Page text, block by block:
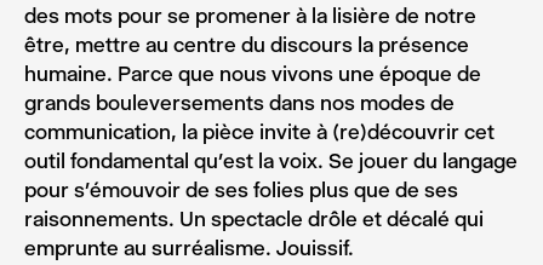
des mots pour se promener à la lisière de notre
être, mettre au centre du discours la présence
humaine. Parce que nous vivons une époque de
grands bouleversements dans nos modes de
communication, la pièce invite à (re)découvrir cet
outil fondamental qu’est la voix. Se jouer du langage
pour s’émouvoir de ses folies plus que de ses
raisonnements. Un spectacle drôle et décalé qui
emprunte au surréalisme. Jouissif.